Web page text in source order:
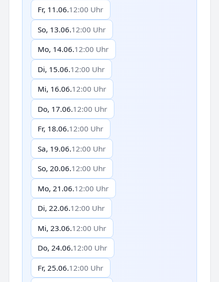
Fr, 11.06.12:00 Uhr
So, 13.06.12:00 Uhr
Mo, 14.06.12:00 Uhr
Di, 15.06.12:00 Uhr
Mi, 16.06.12:00 Uhr
Do, 17.06.12:00 Uhr
Fr, 18.06.12:00 Uhr
Sa, 19.06.12:00 Uhr
So, 20.06.12:00 Uhr
Mo, 21.06.12:00 Uhr
Di, 22.06.12:00 Uhr
Mi, 23.06.12:00 Uhr
Do, 24.06.12:00 Uhr
Fr, 25.06.12:00 Uhr